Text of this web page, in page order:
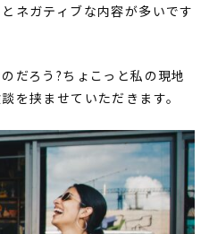
ネガティブな内容が多いです
だろう?ちょこっと私の現地
を挟ませていただきます。